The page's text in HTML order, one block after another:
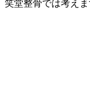
笑堂整骨では考えま